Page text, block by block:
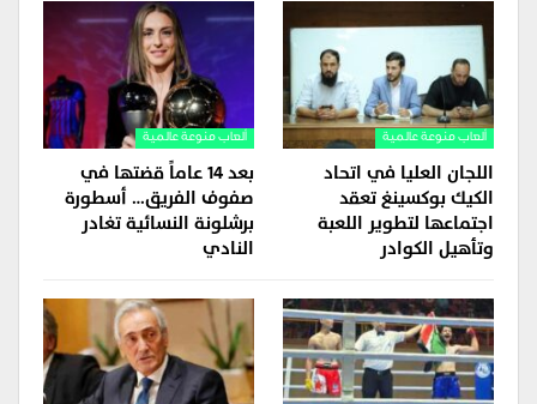
ألعاب منوعة عالمية
اللجان العليا في اتحاد
الكيك بوكسينغ تعقد
اجتماعها لتطوير اللعبة
وتأهيل الكوادر
ألعاب منوعة عالمية
بعد 14 عاماً قضتها في
صفوف الفريق… أسطورة
برشلونة النسائية تغادر
النادي